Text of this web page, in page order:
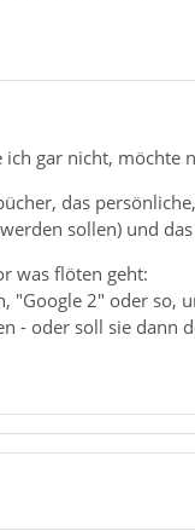
gar nicht, möchte
das
sollen) und
was flöten geht:
"Google 2" oder so,
- oder soll sie dann